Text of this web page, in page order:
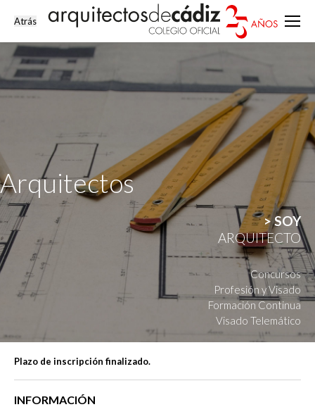
Arquitectos
> SOY
ARQUITECTO
Concursos
Profesión y Visado
Formación Continua
Visado Telemático
Plazo de inscripción finalizado.
INFORMACIÓN